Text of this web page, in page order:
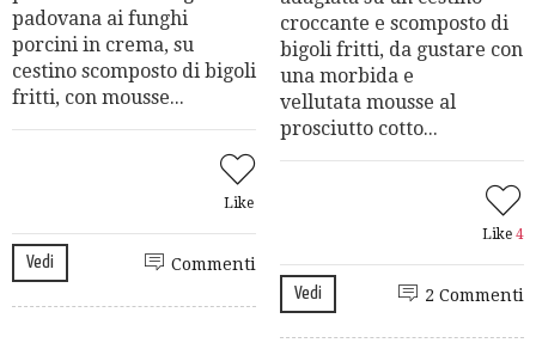
padovana ai funghi
porcini in crema, su
cestino scomposto di bigoli
fritti, con mousse...
Like
Vedi Commenti
croccante e scomposto di
bigoli fritti, da gustare con
una morbida e
vellutata mousse al
prosciutto cotto...
Like 4
Vedi 2 Commenti